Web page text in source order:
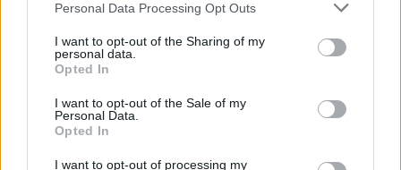
Personal Data Processing Opt Outs
I want to opt-out of the Sharing of my
personal data.
Opted In
I want to opt-out of the Sale of my
Personal Data.
Opted In
I want to opt-out of processing my